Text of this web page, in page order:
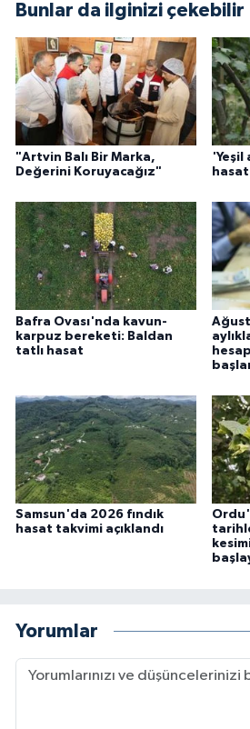
Bunlar da ilginizi çekebilir
"Artvin Balı Bir Marka,
Değerini Koruyacağız"
'Yeşil
Bafra Ovası'nda kavun-
karpuz bereketi: Baldan
tatlı hasat
Samsun'da 2026 fındık
hasat takvimi açıklandı
Yorumlar